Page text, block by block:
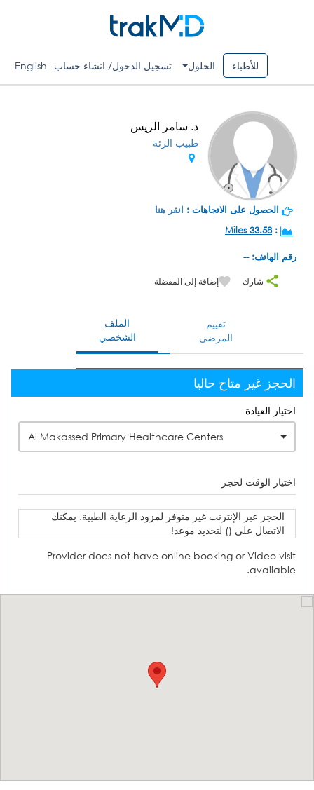
للأطباء الحلول تسجيل الدخول/ انشاء حساب English
د. سامر الريس
طبيب الرئة
الحصول على الاتجاهات : انقر هنا
:
33.58 Miles
رقم الهاتف: --
شارك إضافة إلى المفضلة
الملف
الشخصي
تقييم
المرضى
الحجز غير متاح حاليا
اختيار العيادة
Al Makassed Primary Healthcare Centers
اختيار الوقت لحجز
الحجز عبر الإنترنت غير متوفر لمزود الرعاية الطبية. يمكنك
الاتصال على () لتحديد موعد!
Provider does not have online booking or Video visit
available.